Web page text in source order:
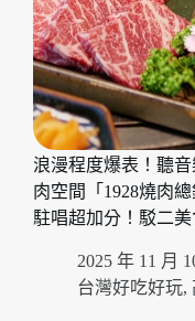
烤
的
細
節
美
學
「明
燒
肉
文
旗
艦
浪漫程度爆表！聽
肉空間「1928燒肉
駐唱超加分！駁二
2025 年 11 月
台灣好吃好玩,